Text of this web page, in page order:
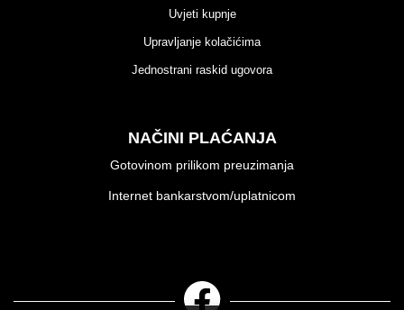
Uvjeti kupnje
Upravljanje kolačićima
Jednostrani raskid ugovora
NAČINI PLAĆANJA
Gotovinom prilikom preuzimanja
Internet bankarstvom/uplatnicom